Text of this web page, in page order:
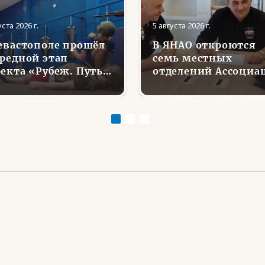
2026 г.
прошёл
этап
«Рубеж. Путь
5 августа 2026 г.
В ЯНАО откроются
семь местных
отделений
ветеранов СВО